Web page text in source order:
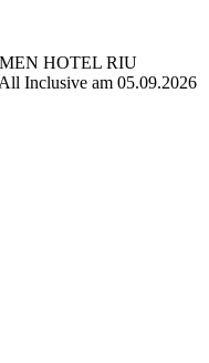
HOTEL RIU
Inclusive am 05.09.2026